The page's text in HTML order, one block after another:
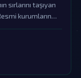
sırlarını taşıyan
kurumların
çabası olarak